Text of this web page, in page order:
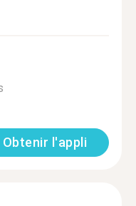
Obtenir l'appli